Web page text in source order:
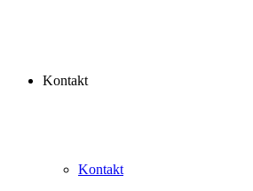
Kontakt
Kontakt